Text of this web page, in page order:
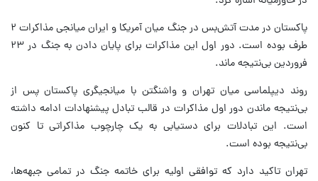
پاکستان در مدت آتش‌بس در جنگ میان آمریکا و ایران میانجی مذاکرات ۲
طرف بوده است. دور اول این مذاکرات برای پایان دادن به جنگ در ۲۳
فروردین بی‌نتیجه ماند.
روند دیپلماسی میان تهران و واشنگتن با میانجیگری پاکستان پس از
بی‌نتیجه ماندن دور اول مذاکرات در قالب تبادل پیشنهادات ادامه داشته
است. این تبادلات برای دستیابی به یک چارچوب مذاکراتی تا کنون
بی‌نتیجه بوده است.
تهران تاکید دارد که توافقی اولیه برای خاتمه جنگ در تمامی جبهه‌ها،